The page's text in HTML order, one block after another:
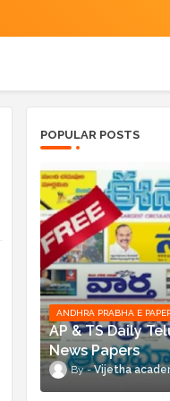
POPULAR POSTS
ANDHRA PRABHA E
AP & TS Daily
News Papers
Vijetha